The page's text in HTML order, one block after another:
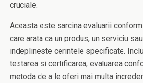
cruciale.
Aceasta este sarcina evaluarii
care arata ca un produs, un serviciu
indeplineste cerintele specificate.
testarea si certificarea, evaluarea
metoda de a le oferi mai multa